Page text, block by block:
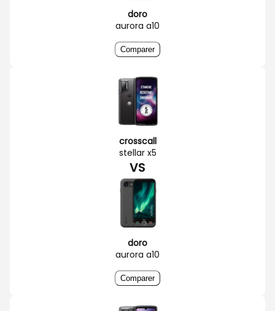
doro
aurora a10
Comparer
crosscall
stellar x5
VS
doro
aurora a10
Comparer